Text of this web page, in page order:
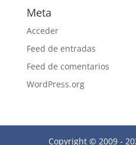
Meta
Acceder
Feed de entradas
Feed de comentarios
WordPress.org
Copyright © 2009 -